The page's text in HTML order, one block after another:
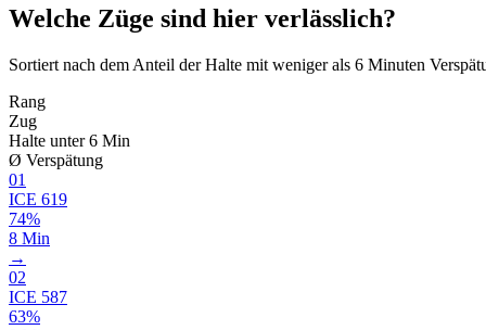
Welche Züge sind hier verlässlich?
Sortiert nach dem Anteil der Halte mit weniger als 6 Minuten
Rang
Zug
Halte unter 6 Min
Ø Verspätung
01
ICE 619
74%
8 Min
→
02
ICE 587
63%